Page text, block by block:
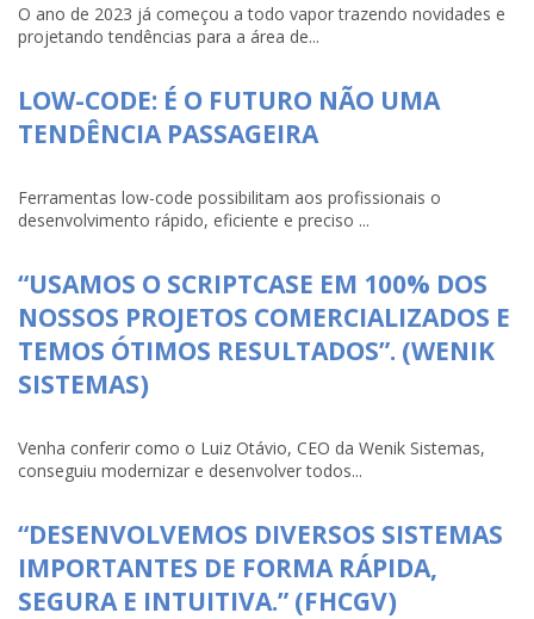
O ano de 2023 já começou a todo vapor trazendo novidades e
projetando tendências para a área de...
LOW-CODE: É O FUTURO NÃO UMA
TENDÊNCIA PASSAGEIRA
Ferramentas low-code possibilitam aos profissionais o
desenvolvimento rápido, eficiente e preciso ...
“USAMOS O SCRIPTCASE EM 100% DOS
NOSSOS PROJETOS COMERCIALIZADOS E
TEMOS ÓTIMOS RESULTADOS”. (WENIK
SISTEMAS)
Venha conferir como o Luiz Otávio, CEO da Wenik Sistemas,
conseguiu modernizar e desenvolver todos...
“DESENVOLVEMOS DIVERSOS SISTEMAS
IMPORTANTES DE FORMA RÁPIDA,
SEGURA E INTUITIVA.” (FHCGV)